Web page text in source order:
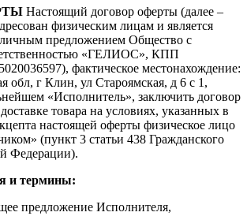
Настоящий договор оферты (далее –
физическим лицам и является
предложением Общество с
«ГЕЛИОС», КПП
фактическое местонахождение:
обл, г Клин, ул Староямская, д 6 с 1,
«Исполнитель», заключить договор
товара на условиях, указанных в
настоящей оферты физическое лицо
(пункт 3 статьи 438 Гражданского
Федерации).
и термины:
предложение Исполнителя,